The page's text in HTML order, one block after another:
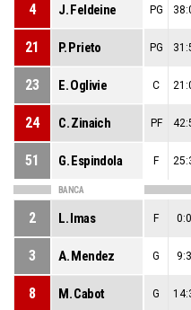
4 J. Feldeine PG
21 P. Prieto PG
23 E. Oglivie C
24 C. Zinaich PF
51 G. Espindola F
BANCA
2 L. Imas F
3 A. Mendez G
8 M. Cabot G